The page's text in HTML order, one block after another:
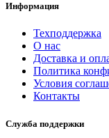
Информация
Техподдержка
О нас
Доставка и
Политика
Условия
Контакты
Служба поддержки